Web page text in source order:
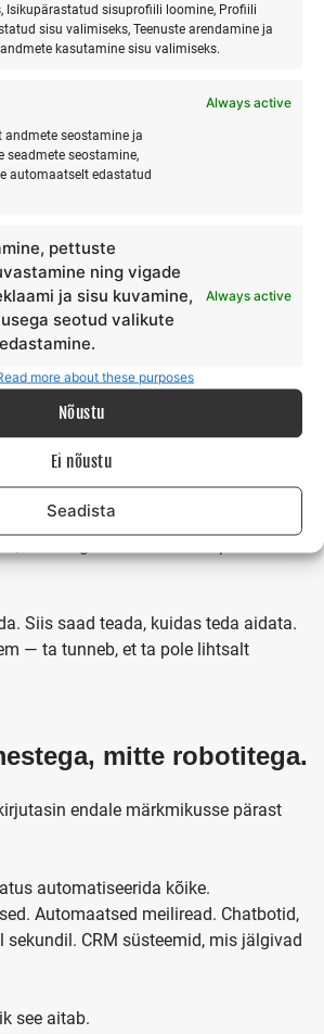
Isikupärastatud sisuprofiili loomine, Profiili
sisu valimiseks, Teenuste arendamine ja
kasutamine sisu valimiseks.
Always active
andmete seostamine ja
seadmete seostamine,
automaatselt edastatud
pettuste
ning vigade
ja sisu kuvamine,
seotud valikute
Always active
more about these purposes
Nõustu
Ei nõustu
Seadista
asi, mida teha
pikalt ja selgelt:
rääkima.
juhtima enda suunas. Räägime
oma kogemustest, oma põhjustest.
kord tuleb rääkida.
et teda kuulatakse — päriselt
vahet, kus ise rääkima hakata —
sind automaatselt rohkem. Ta tunneb
et sina oled teistest erinev.
meie klientidega suheldes. Kui keegi
Siis saad teada, kuidas teda aidata.
— ta tunneb, et ta pole lihtsalt
mitte robotitega.
endale märkmikusse pärast
automatiseerida kõike.
Automaatsed meiliread. Chatbotid,
CRM süsteemid, mis jälgivad
see aitab.